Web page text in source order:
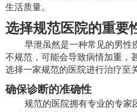
生活质量。
选择规范医院的重要
早泄虽然是一种常见的男性
不规范，可能会导致病情加重，
选择一家规范的医院进行治疗至
确保诊断的准确性
规范的医院拥有专业的专家